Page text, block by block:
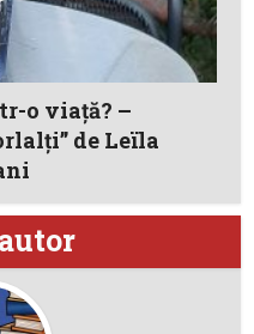
o viață? –
de Leïla